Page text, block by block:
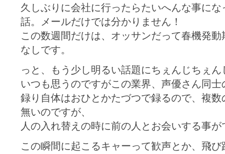
久しぶりに会社に行ったらたいへんな事に
話。メールだけでは分かりません！
この数週間だけは、オッサンだって春機発
なしです。
っと、もう少し明るい話題にちぇんじちぇ
いつも思うのですがこの業界、声優さん同
録り自体はおひとかたづつで録るので、複
無いのですが、
人の入れ替えの時に前の人とお会いする事
この瞬間に起こるキャーって歓声とか、飛